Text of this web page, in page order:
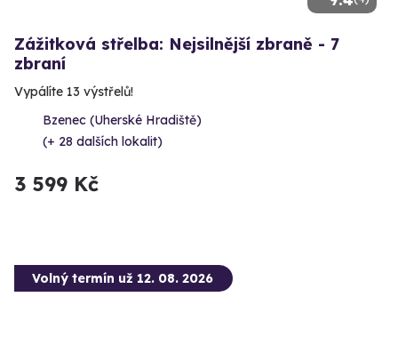
Zážitková střelba: Nejsilnější zbraně - 7
zbraní
Vypálíte 13 výstřelů!
Bzenec (Uherské Hradiště)
(+ 28 dalších lokalit)
3 599 Kč
Volný termín už 12. 08. 2026